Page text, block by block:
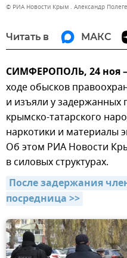
© РИА Новости Крым . Александр
Читать в МАКС
СИМФЕРОПОЛЬ, 24 ноя
ходе обысков
и изъяли у задержанных
крымско-татарского
наркотики и материалы
Об этом РИА Новости
в силовых структурах.
После задержания
посредница >>